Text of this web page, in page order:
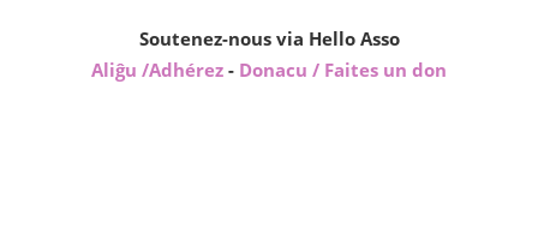
Soutenez-nous via Hello Asso
Aliĝu /Adhérez - Donacu / Faites un don